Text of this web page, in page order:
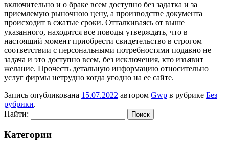
включительно и о браке всем доступно без задатка и за
приемлемую рыночною цену, а производстве документа
происходит в сжатые сроки. Отталкиваясь от выше
указанного, находятся все поводы утверждать, что в
настоящий момент приобрести свидетельство в строгом
соответствии с персональными потребностями подавно не
задача и это доступно всем, без исключения, кто изъявит
желание. Прочесть детальную информацию относительно
услуг фирмы нетрудно когда угодно на ее сайте.
Запись опубликована 15.07.2022 автором Gwp в рубрике Без
рубрики.
Найти:
Категории